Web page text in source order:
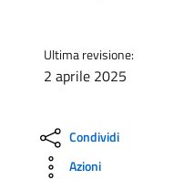
Ultima revisione:
2 aprile 2025
Condividi
Azioni